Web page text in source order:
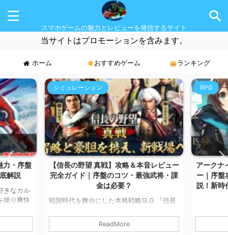
スマホゲームの魅力とレビューを発信するサイト
当サイトはプロモーションを含みます。
ホーム おすすめゲーム ランキング
レビュー
将・課
『信長
攻略・評
RPG
アークナイツ：エンドフィールド レビュ
ー｜序盤攻略・魅力・課金要素を徹底解
説！新時代タワーディフェンスRPGの実
力とは？
マです。 今回は、大人気タワーディフェン
スRPG「アークナイツ」の世界観をベース
ReadMore
MMORPG
CABAL
すめ課金
Mobile（